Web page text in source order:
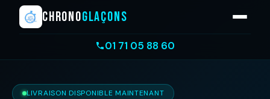
CHRONOGLAÇONS
01 71 05 88 60
LIVRAISON DISPONIBLE MAINTENANT